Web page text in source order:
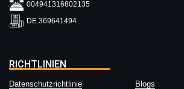
004941316802135
DE 369641494
RICHTLINIEN
Datenschutzrichtlinie
Blogs